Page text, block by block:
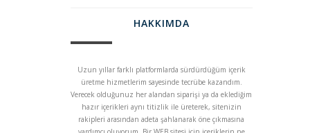
HAKKIMDA
Uzun yıllar farklı platformlarda sürdürdüğüm içerik
üretme hizmetlerim sayesinde tecrübe kazandım.
Verecek olduğunuz her alandan siparişi ya da eklediğim
hazır içerikleri aynı titizlik ile üreterek, sitenizin
rakipleri arasından adeta şahlanarak öne çıkmasına